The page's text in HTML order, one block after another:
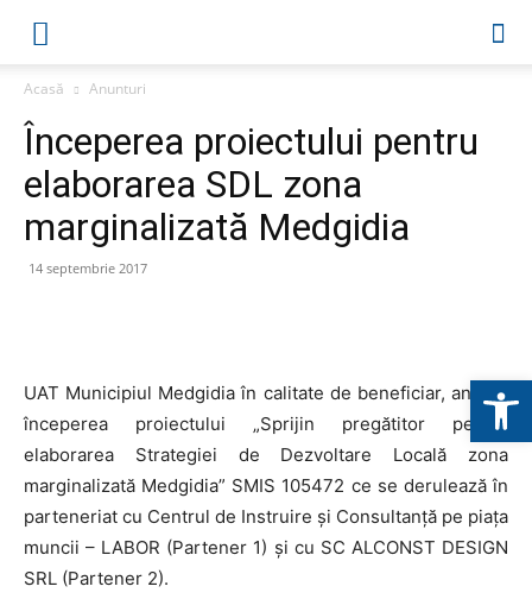
Acasă Anunturi
Începerea proiectului pentru
elaborarea SDL zona
marginalizată Medgidia
14 septembrie 2017
UAT Municipiul Medgidia în calitate de beneficiar, anunță
începerea proiectului „Sprijin pregătitor pentru
elaborarea Strategiei de Dezvoltare Locală zona
marginalizată Medgidia” SMIS 105472 ce se derulează în
parteneriat cu Centrul de Instruire și Consultanță pe piața
muncii – LABOR (Partener 1) și cu SC ALCONST DESIGN
SRL (Partener 2).